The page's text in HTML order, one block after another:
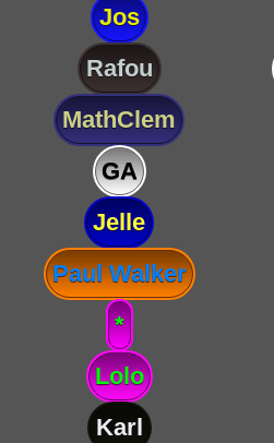
Jos
Rafou
MathClem
GA
Jelle
Paul Walker
*
Lolo
Karl